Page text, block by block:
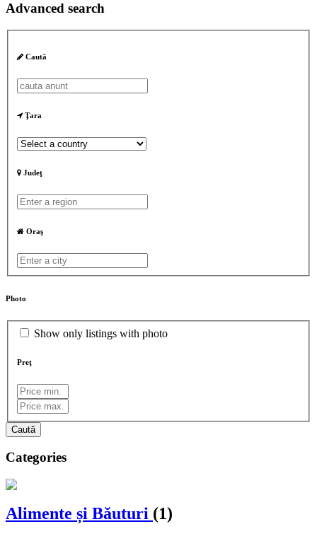
Advanced search
Caută
Ţara
Judeţ
Oraş
Photo
Show only listings with photo
Preţ
Caută
Categories
Alimente și Băuturi (1)